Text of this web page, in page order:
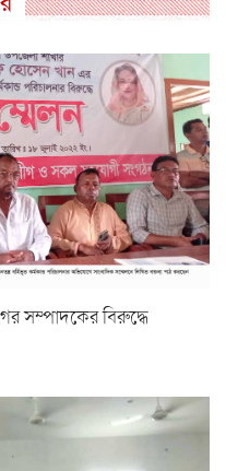
সম্পাদকের বিরুদ্ধে